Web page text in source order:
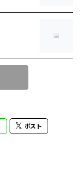
ポスト